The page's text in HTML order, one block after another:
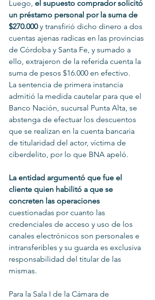
Luego, el supuesto comprador solicitó
un préstamo personal por la suma de
$270.000 y transfirió dicho dinero a dos
cuentas ajenas radicas en las provincias
de Córdoba y Santa Fe, y sumado a
ello, extrajeron de la referida cuenta la
suma de pesos $16.000 en efectivo.
La sentencia de primera instancia
admitió la medida cautelar para que el
Banco Nación, sucursal Punta Alta, se
abstenga de efectuar los descuentos
que se realizan en la cuenta bancaria
de titularidad del actor, víctima de
ciberdelito, por lo que BNA apeló.
La entidad argumentó que fue el
cliente quien habilitó a que se
concreten las operaciones
cuestionadas por cuanto las
credenciales de acceso y uso de los
canales electrónicos son personales e
intransferibles y su guarda es exclusiva
responsabilidad del titular de las
mismas.
Para la Sala I de la Cámara de